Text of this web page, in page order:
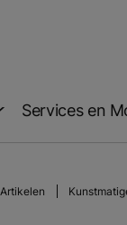
Services en
Artikelen